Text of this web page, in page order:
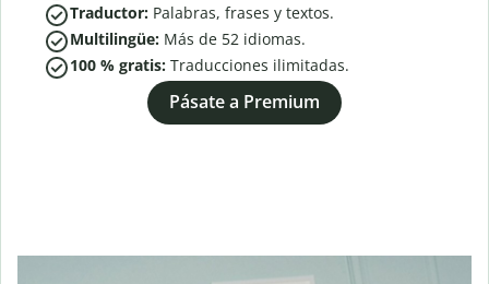
Traductor: Palabras, frases y textos.
Multilingüe: Más de 52 idiomas.
100 % gratis: Traducciones ilimitadas.
Pásate a Premium